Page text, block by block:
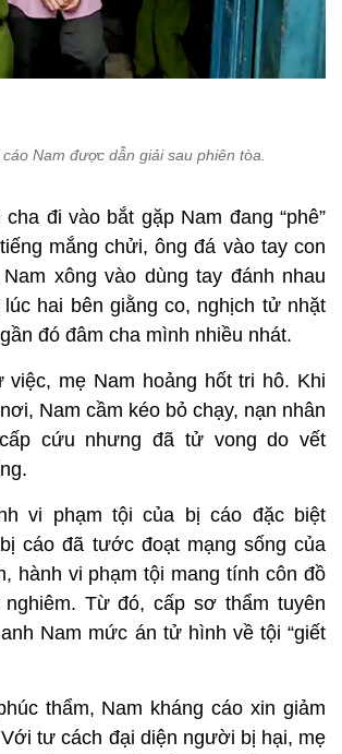
cáo Nam được dẫn giải sau phiên tòa.
đi vào bắt gặp Nam đang “phê”
mắng chửi, ông đá vào tay con
xông vào dùng tay đánh nhau
hai bên giằng co, nghịch tử nhặt
đó đâm cha mình nhiều nhát.
việc, mẹ Nam hoảng hốt tri hô. Khi
Nam cầm kéo bỏ chạy, nạn nhân
cứu nhưng đã tử vong do vết
vi phạm tội của bị cáo đặc biệt
cáo đã tước đoạt mạng sống của
hành vi phạm tội mang tính côn đồ
Từ đó, cấp sơ thẩm tuyên
Nam mức án tử hình về tội “giết
thẩm, Nam kháng cáo xin giảm
tư cách đại diện người bị hại, mẹ